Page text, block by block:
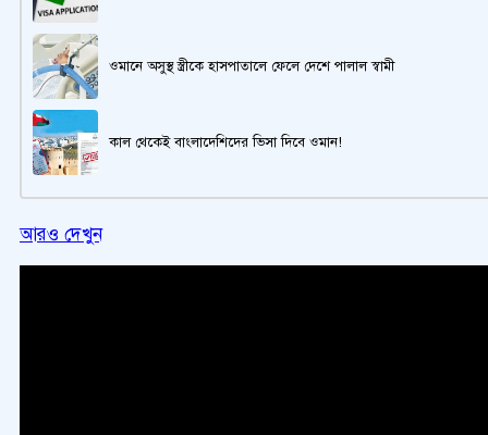
ওমানে অসুস্থ স্ত্রীকে হাসপাতালে ফেলে দেশে পালাল স্বামী
কাল থেকেই বাংলাদেশিদের ভিসা দিবে ওমান!
আরও দেখুন